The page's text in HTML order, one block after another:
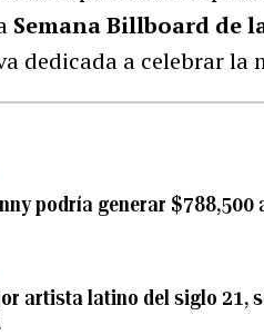
Semana Billboard de
dedicada a celebrar la
podría generar $788,500
artista latino del siglo 21,